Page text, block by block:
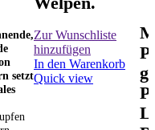
setzt
Zur Wunschliste
hinzufügen
In den Warenkorb
Quick view